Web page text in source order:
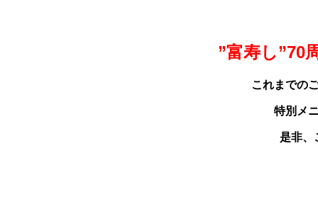
”富寿し”70
これまでの
特別メ
是非、